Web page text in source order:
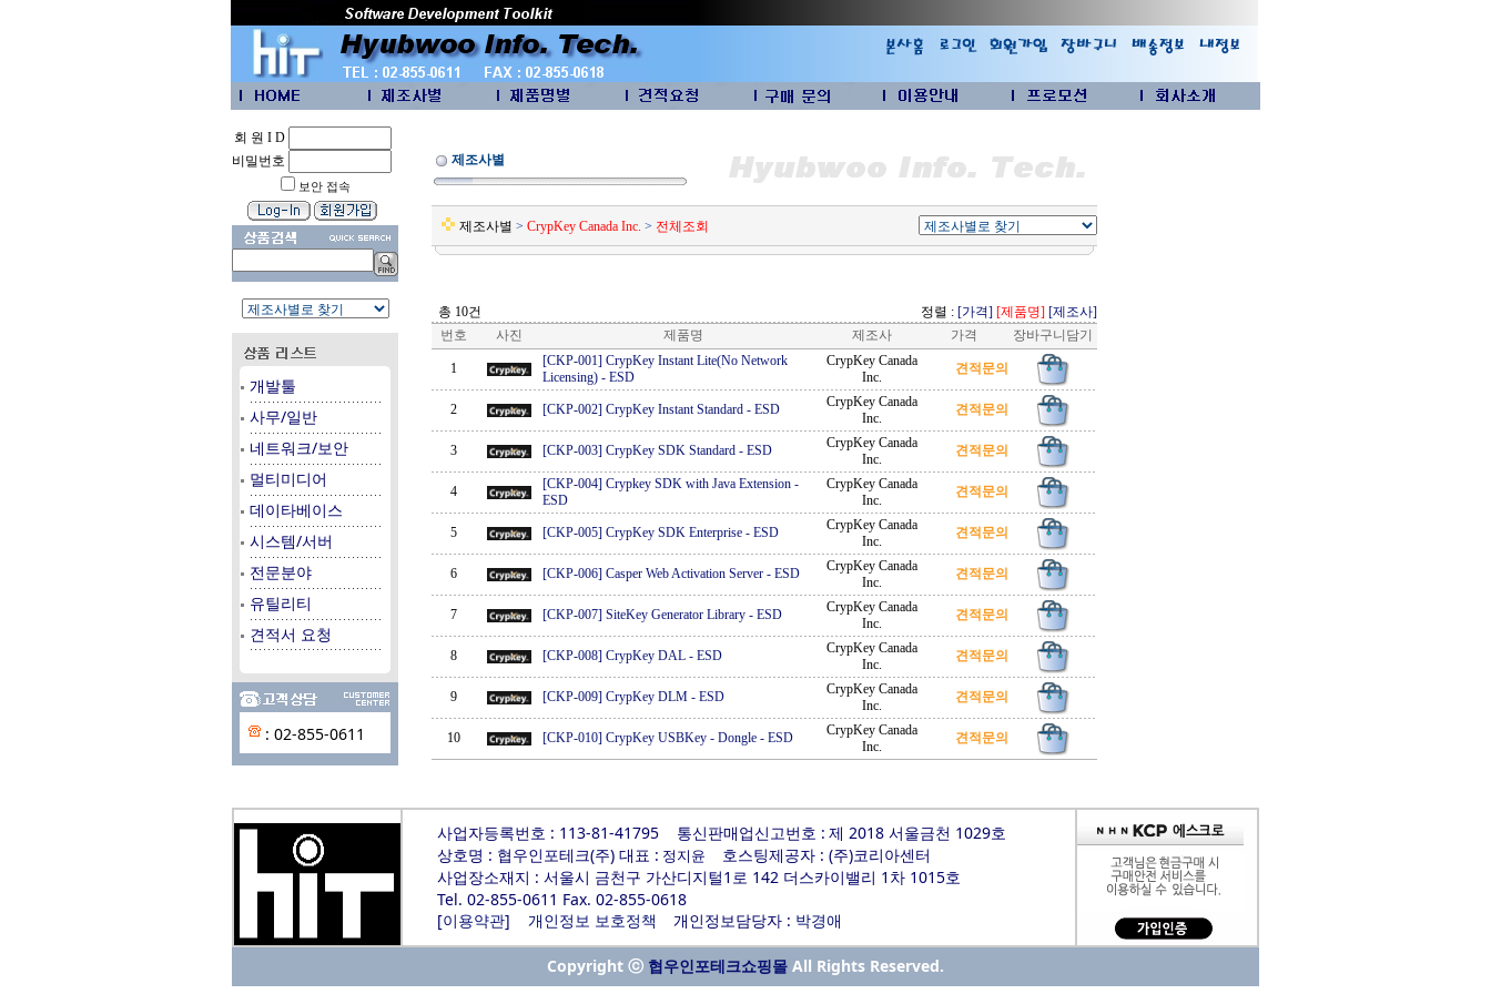
회 원 I D
비밀번호
보안 접속
개발툴
사무/일반
네트워크/보안
멀티미디어
데이타베이스
시스템/서버
전문분야
유틸리티
견적서 요청
: 02-855-0611
제조사별
제조사별 > CrypKey Canada Inc. > 전체조회
총 10건 정렬 : [가격] [제품명] [제조사]
번호
사진 제품명 제조사 가격 장바구니담기
1
[CKP-001] CrypKey Instant Lite(No Network
Licensing) - ESD
CrypKey Canada
Inc.
견적문의
2 [CKP-002] CrypKey Instant Standard - ESD
CrypKey Canada
Inc.
견적문의
3 [CKP-003] CrypKey SDK Standard - ESD
CrypKey Canada
Inc.
견적문의
4 [CKP-004] Crypkey SDK with Java Extension -
ESD
CrypKey Canada
Inc.
견적문의
5 [CKP-005] CrypKey SDK Enterprise - ESD
CrypKey Canada
Inc.
견적문의
6 [CKP-006] Casper Web Activation Server - ESD
CrypKey Canada
Inc.
견적문의
7 [CKP-007] SiteKey Generator Library - ESD
CrypKey Canada
Inc.
견적문의
8 [CKP-008] CrypKey DAL - ESD
CrypKey Canada
Inc.
견적문의
9 [CKP-009] CrypKey DLM - ESD
CrypKey Canada
Inc.
견적문의
10 [CKP-010] CrypKey USBKey - Dongle - ESD
CrypKey Canada
Inc.
견적문의
사업자등록번호 : 113-81-41795 통신판매업신고번호 : 제 2018 서울금천 1029호
상호명 : 협우인포테크(주) 대표 : 정지윤
호스팅제공자 : (주)코리아센터
사업장소재지 : 서울시 금천구 가산디지털1로 142 더스카이밸리 1차 1015호
Tel. 02-855-0611 Fax. 02-855-0618
[이용약관] 개인정보 보호정책 개인정보담당자 : 박경애
Copyright ⓒ 협우인포테크쇼핑몰 All Rights Reserved.